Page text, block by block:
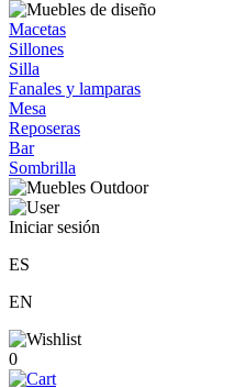
Macetas
Sillones
Silla
Fanales y lamparas
Mesa
Reposeras
Bar
Sombrilla
Iniciar sesión
ES
EN
0